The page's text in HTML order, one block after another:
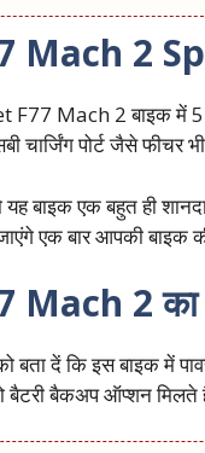
Mach 2
F77 Mach 2 बाइक में
चार्जिंग पोर्ट जैसे फीचर
बाइक एक बहुत ही
एक बार आपकी
2 का
दें कि इस बाइक में
बैटरी बैकअप ऑप्शन मिलते